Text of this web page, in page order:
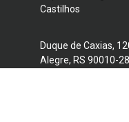
Castilhos
Duque de Caxias,
Alegre, RS 90010-